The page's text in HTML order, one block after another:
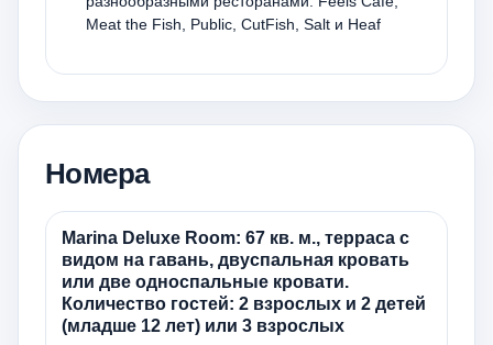
Meat the Fish, Public, CutFish, Salt и Heaf
Номера
Marina Deluxe Room: 67 кв. м., терраса с
видом на гавань, двуспальная кровать
или две односпальные кровати.
Количество гостей: 2 взрослых и 2 детей
(младше 12 лет) или 3 взрослых